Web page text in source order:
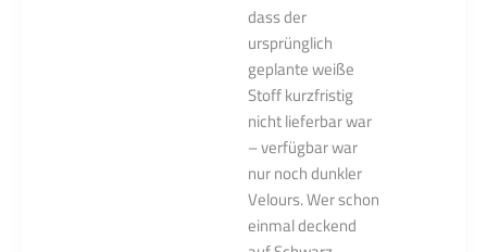
dass der
ursprünglich
geplante weiße
Stoff kurzfristig
nicht lieferbar war
– verfügbar war
nur noch dunkler
Velours. Wer schon
einmal deckend